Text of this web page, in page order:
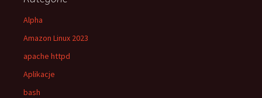
Alpha
Amazon Linux 2023
apache httpd
Aplikacje
bash